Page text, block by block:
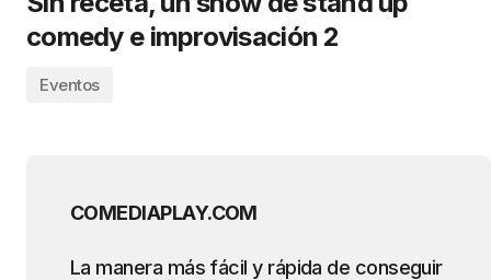
comedy e improvisación 2
Eventos
COMEDIAPLAY.COM
La manera más fácil y rápida de conseguir